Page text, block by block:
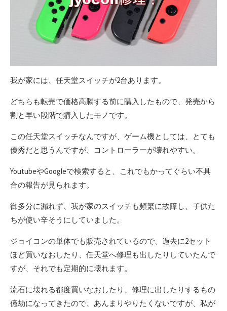
我が家には、任天堂スイッチが2台あります。
どちらも転売で価格高騰する前に購入したもので、発売から
割と早い段階で購入したモノです。
この任天堂スイッチなんですが、ゲーム機としては、とても
優秀だと思うんですが、コントローラーが壊れやすい。
YoutubeやGoogleで検索すると、これでもかってぐらい不具
合の報告が見られます。
御多分に漏れず、我が家のスイッチも頻繁に故障し、子供た
ちが使い辛そうにしていました。
ジョイコンの単体でも販売されているので、過去に2セット
ほど買いなおしたり、任天堂へ修理も出したりしていたんで
すが、それでも定期的に壊れます。
流石に壊れる都度買いなおしたり、修理に出したりするもの
億劫になってきたので、あんまりやりたくないですが、私が